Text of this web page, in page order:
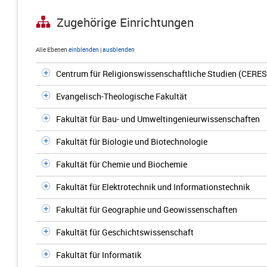
Zugehörige Einrichtungen
Alle Ebenen einblenden |ausblenden
Centrum für Religionswissenschaftliche Studien
Evangelisch-Theologische Fakultät
Fakultät für Bau- und Umweltingenieurwissenschaften
Fakultät für Biologie und Biotechnologie
Fakultät für Chemie und Biochemie
Fakultät für Elektrotechnik und Informationstechnik
Fakultät für Geographie und Geowissenschaften
Fakultät für Geschichtswissenschaft
Fakultät für Informatik